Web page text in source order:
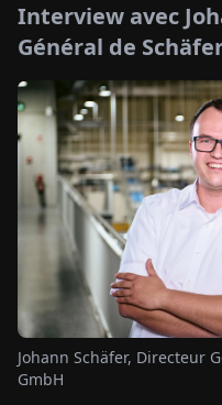
Interview avec
Général de
Johann Schäfer, Directeur
GmbH